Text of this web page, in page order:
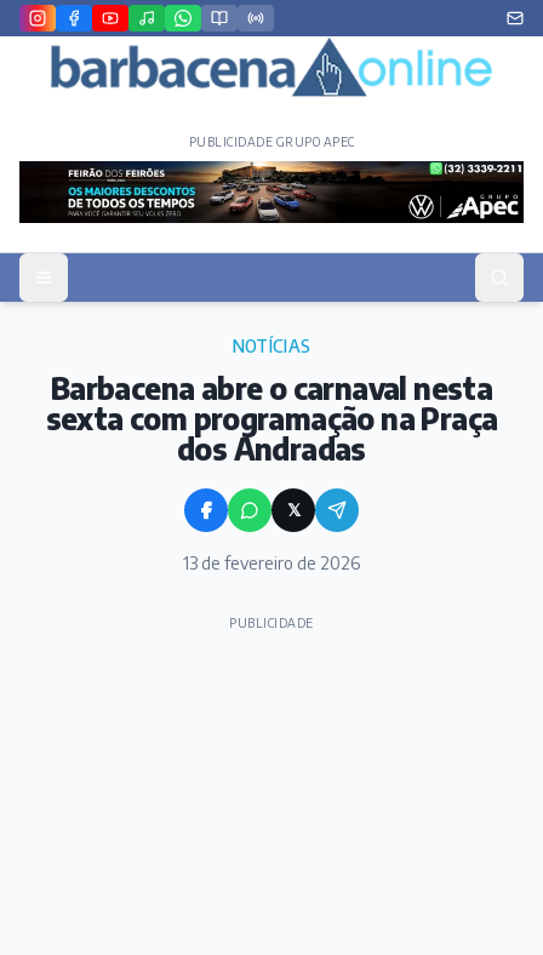
PUBLICIDADE GRUPO APEC
NOTÍCIAS
Barbacena abre o carnaval nesta
sexta com programação na Praça
dos Andradas
𝕏
13 de fevereiro de 2026
PUBLICIDADE